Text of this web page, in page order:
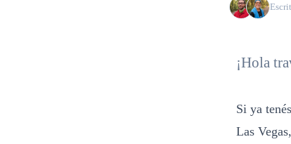
¡Hola
Si ya
Las